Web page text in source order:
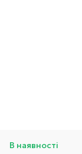
В наявності